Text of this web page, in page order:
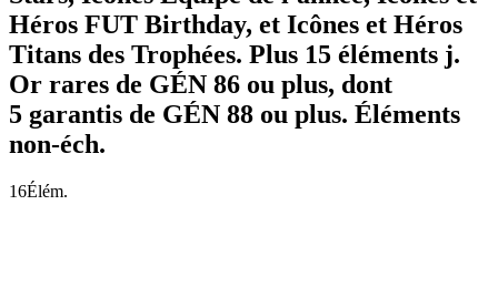
Héros FUT Birthday, et Icônes et Héros
Titans des Trophées. Plus 15 éléments j.
Or rares de GÉN 86 ou plus, dont
5 garantis de GÉN 88 ou plus. Éléments
non-éch.
16Élém.